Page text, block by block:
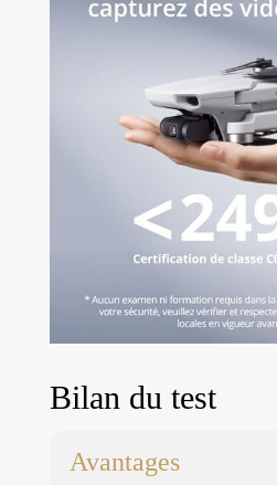
Bilan du test
Avantages